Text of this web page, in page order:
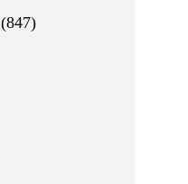
(847)